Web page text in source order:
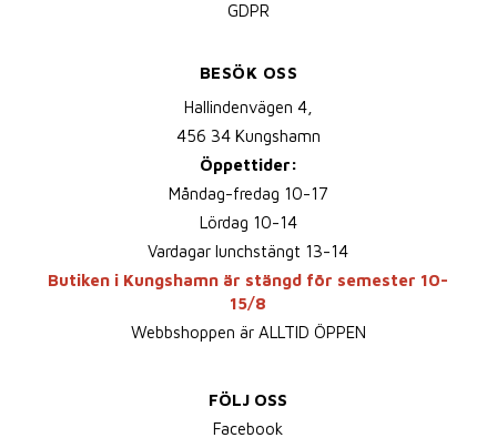
GDPR
BESÖK OSS
Hallindenvägen 4,
456 34 Kungshamn
Öppettider:
Måndag-fredag 10-17
Lördag 10-14
Vardagar lunchstängt 13-14
Butiken i Kungshamn är stängd för semester 10-
15/8
Webbshoppen är ALLTID ÖPPEN
FÖLJ OSS
Facebook